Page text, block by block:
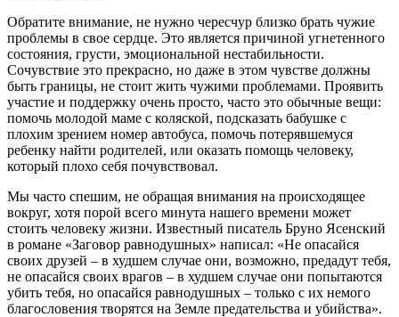
Обратите внимание, не нужно чересчур близко брать чужие
проблемы в свое сердце. Это является причиной угнетенного
состояния, грусти, эмоциональной нестабильности.
Сочувствие это прекрасно, но даже в этом чувстве должны
быть границы, не стоит жить чужими проблемами. Проявить
участие и поддержку очень просто, часто это обычные вещи:
помочь молодой маме с коляской, подсказать бабушке с
плохим зрением номер автобуса, помочь потерявшемуся
ребенку найти родителей, или оказать помощь человеку,
который плохо себя почувствовал.
Мы часто спешим, не обращая внимания на происходящее
вокруг, хотя порой всего минута нашего времени может
стоить человеку жизни. Известный писатель Бруно Ясенский
в романе «Заговор равнодушных» написал: «Не опасайся
своих друзей – в худшем случае они, возможно, предадут тебя,
не опасайся своих врагов – в худшем случае они попытаются
убить тебя, но опасайся равнодушных – только с их немого
благословения творятся на Земле предательства и убийства».